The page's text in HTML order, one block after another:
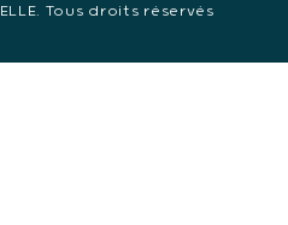
Tous droits réservés